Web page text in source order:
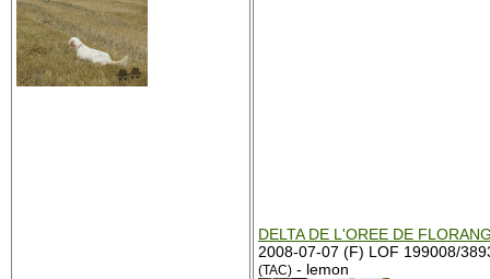
DELTA DE L'OREE DE
2008-07-07 (F) LOF 199008/
(TAC) - lemon